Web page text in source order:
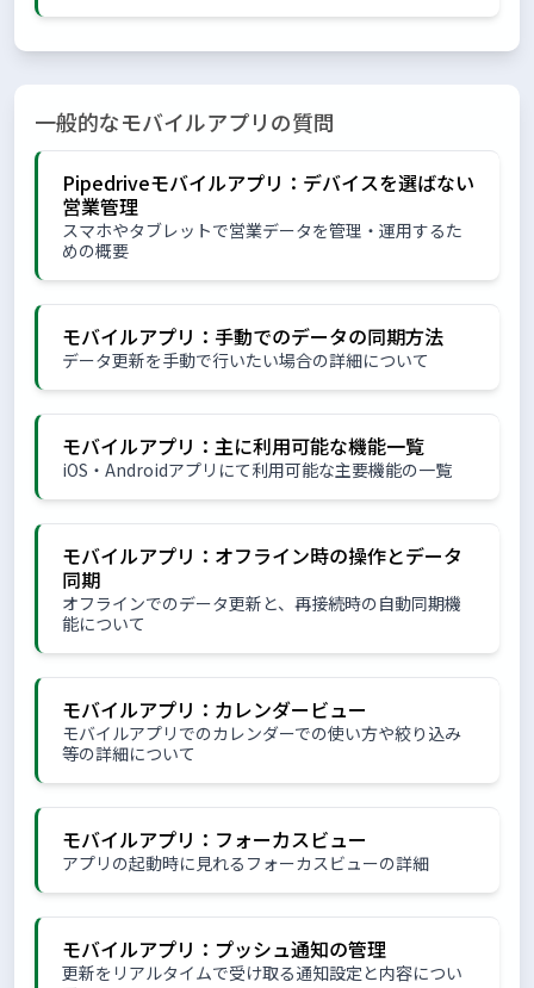
一般的なモバイルアプリの質問
Pipedriveモバイルアプリ：デバイスを選ばない
営業管理
スマホやタブレットで営業データを管理・運用するた
めの概要
モバイルアプリ：手動でのデータの同期方法
データ更新を手動で行いたい場合の詳細について
モバイルアプリ：主に利用可能な機能一覧
iOS・Androidアプリにて利用可能な主要機能の一覧
モバイルアプリ：オフライン時の操作とデータ
同期
オフラインでのデータ更新と、再接続時の自動同期機
能について
モバイルアプリ：カレンダービュー
モバイルアプリでのカレンダーでの使い方や絞り込み
等の詳細について
モバイルアプリ：フォーカスビュー
アプリの起動時に見れるフォーカスビューの詳細
モバイルアプリ：プッシュ通知の管理
更新をリアルタイムで受け取る通知設定と内容につい